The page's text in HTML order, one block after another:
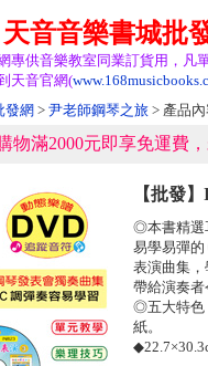
天音音樂書城批
專供音樂教室同業訂貨用，凡
天音官網(
發網 > 尹老師鋼琴之旅 > 產品
物滿2000元即享免運費
【批發
◎本書精選
易學易彈
表演曲集
帶給演奏者
◎五大特色
紙。